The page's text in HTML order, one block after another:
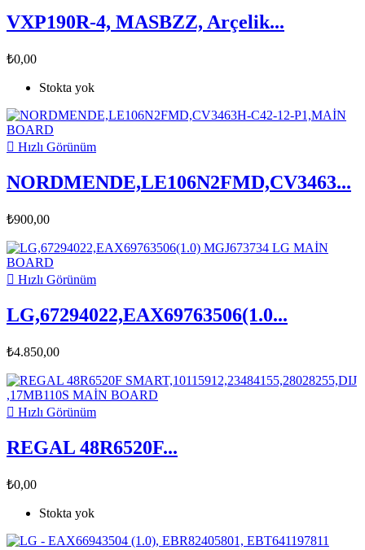
VXP190R-4, MASBZZ, Arçelik...
₺0,00
Stokta yok
 Hızlı Görünüm
NORDMENDE,LE106N2FMD,CV3463...
₺900,00
 Hızlı Görünüm
LG,67294022,EAX69763506(1.0...
₺4.850,00
 Hızlı Görünüm
REGAL 48R6520F...
₺0,00
Stokta yok